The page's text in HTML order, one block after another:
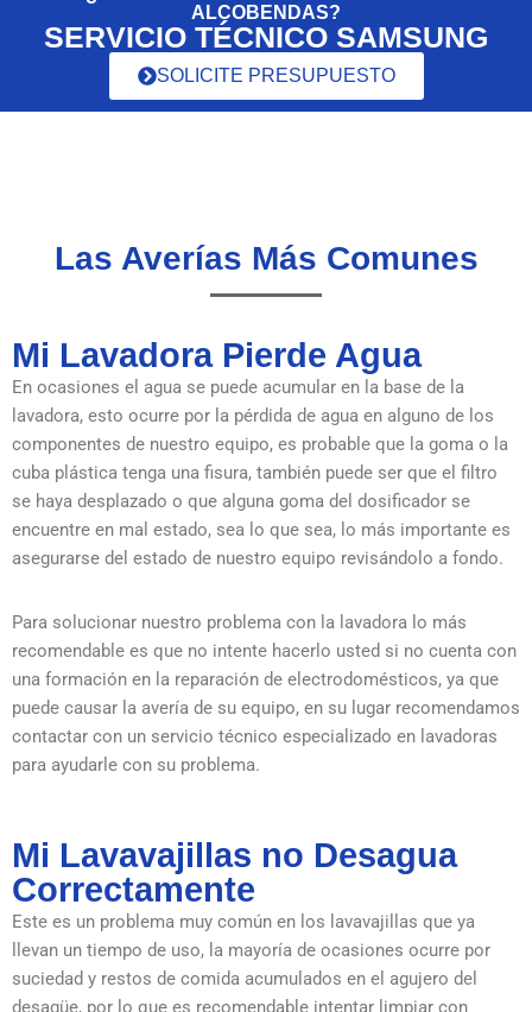
ALCOBENDAS?
SERVICIO TÉCNICO SAMSUNG
SOLICITE PRESUPUESTO
Las Averías Más Comunes
Mi Lavadora Pierde Agua
En ocasiones el agua se puede acumular en la base de la
lavadora, esto ocurre por la pérdida de agua en alguno de los
componentes de nuestro equipo, es probable que la goma o la
cuba plástica tenga una fisura, también puede ser que el filtro
se haya desplazado o que alguna goma del dosificador se
encuentre en mal estado, sea lo que sea, lo más importante es
asegurarse del estado de nuestro equipo revisándolo a fondo.
Para solucionar nuestro problema con la lavadora lo más
recomendable es que no intente hacerlo usted si no cuenta con
una formación en la reparación de electrodomésticos, ya que
puede causar la avería de su equipo, en su lugar recomendamos
contactar con un servicio técnico especializado en lavadoras
para ayudarle con su problema.
Mi Lavavajillas no Desagua
Correctamente
Este es un problema muy común en los lavavajillas que ya
llevan un tiempo de uso, la mayoría de ocasiones ocurre por
suciedad y restos de comida acumulados en el agujero del